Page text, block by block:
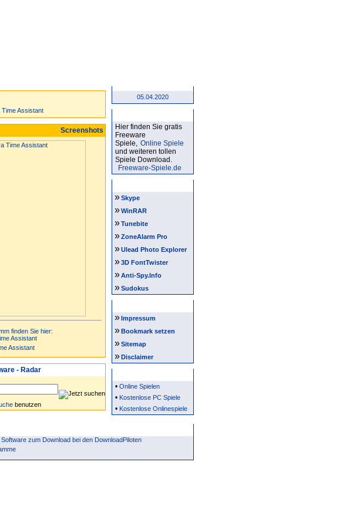
Time Assistant
Screenshots
finden Sie hier:
- Radar
benutzen
05.04.2020
Hier finden Sie gratis
Freeware
Spiele, Online Spiele
und weiteren tollen
Spiele Download.
Freeware-Spiele.de
»Skype
»WinRAR
»Tunebite
»ZoneAlarm Pro
»Ulead Photo Explorer
»3D FontTwister
»Anti-Spy.Info
»Sudokus
»Impressum
»Bookmark setzen
»Sitemap
»Disclaimer
• Online Spielen
• Kostenlose PC Spiele
• Kostenlose Onlinespiele
zum Download bei den DownloadPiloten